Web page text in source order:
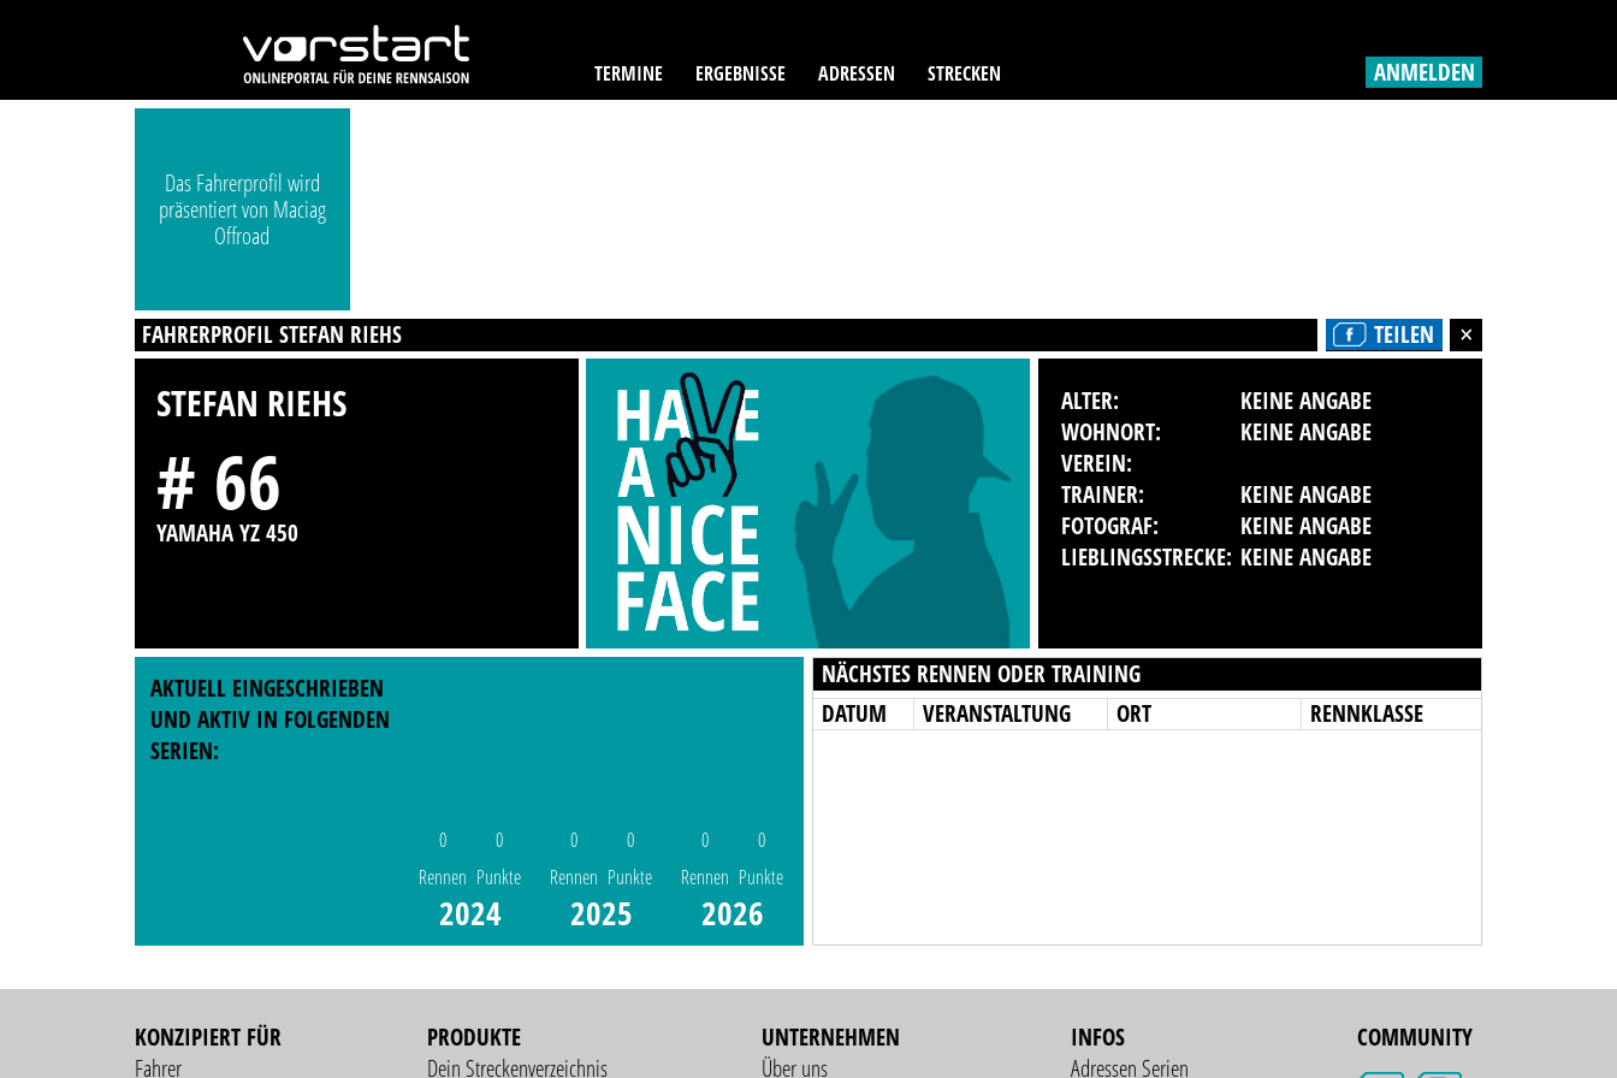
TERMINE ERGEBNISSE ADRESSEN STRECKEN ANMELDEN
Das Fahrerprofil wird
präsentiert von Maciag
Offroad
FAHRERPROFIL STEFAN RIEHS TEILEN
STEFAN RIEHS
# 66
YAMAHA YZ 450
ALTER:
KEINE ANGABE
WOHNORT:
KEINE ANGABE
VEREIN:
TRAINER:
KEINE ANGABE
FOTOGRAF:
KEINE ANGABE
LIEBLINGSSTRECKE: KEINE ANGABE
AKTUELL EINGESCHRIEBEN
UND AKTIV IN FOLGENDEN
SERIEN:
0
Rennen
0
Punkte
2024
0
Rennen
0
Punkte
2025
0
Rennen
0
Punkte
2026
NÄCHSTES RENNEN ODER TRAINING
DATUM
VERANSTALTUNG ORT RENNKLASSE
KONZIPIERT FÜR
Fahrer
PRODUKTE
Dein Streckenverzeichnis
UNTERNEHMEN
Über uns
INFOS
Adressen Serien
COMMUNITY